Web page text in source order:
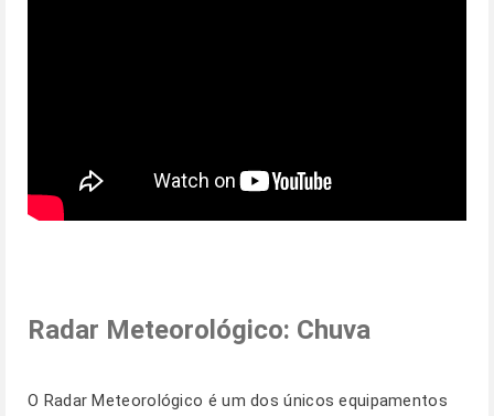
Radar Meteorológico: Chuva
O Radar Meteorológico é um dos únicos equipamentos